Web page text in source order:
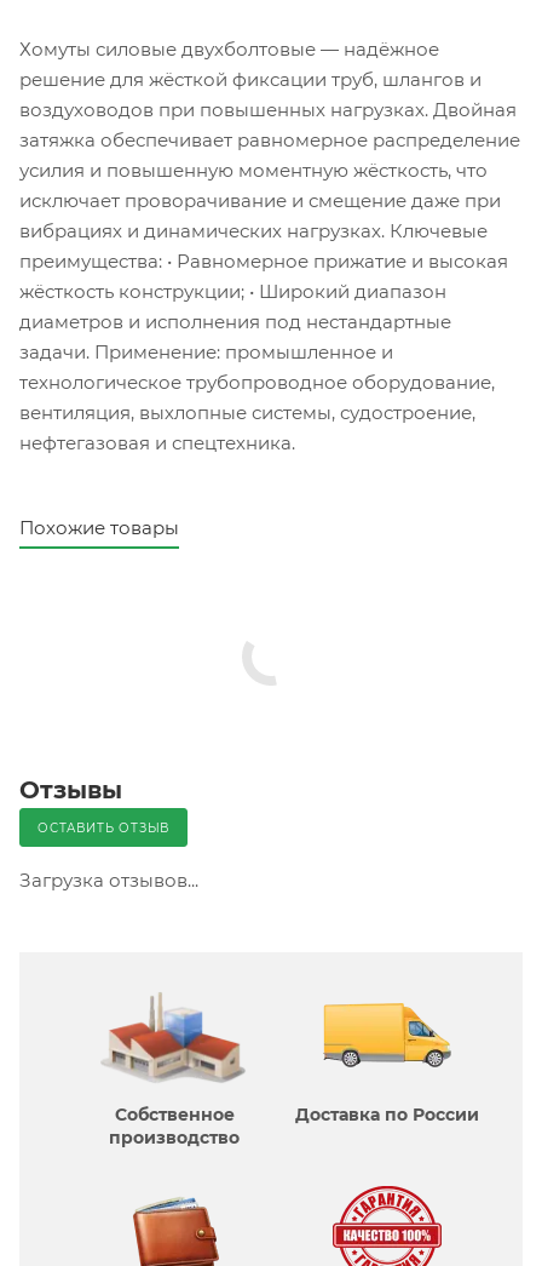
Хомуты силовые двухболтовые — надёжное
решение для жёсткой фиксации труб, шлангов и
воздуховодов при повышенных нагрузках. Двойная
затяжка обеспечивает равномерное распределение
усилия и повышенную моментную жёсткость, что
исключает проворачивание и смещение даже при
вибрациях и динамических нагрузках. Ключевые
преимущества: • Равномерное прижатие и высокая
жёсткость конструкции; • Широкий диапазон
диаметров и исполнения под нестандартные
задачи. Применение: промышленное и
технологическое трубопроводное оборудование,
вентиляция, выхлопные системы, судостроение,
нефтегазовая и спецтехника.
Похожие товары
Отзывы
ОСТАВИТЬ ОТЗЫВ
Загрузка отзывов...
Собственное
производcтво
Доставка по России